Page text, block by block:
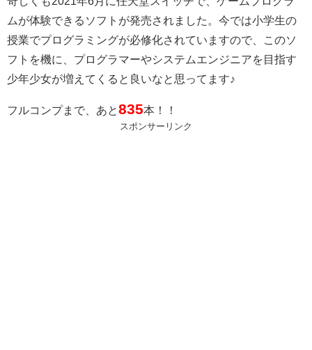
ムが体験できるソフトが発売されました。今では小学生の
授業でプログラミングが必修化されていますので、このソ
フトを機に、プログラマーやシステムエンジニアを目指す
少年少女が増えてくると良いなと思ってます♪
フルコンプまで、あと835本！！
スポンサーリンク